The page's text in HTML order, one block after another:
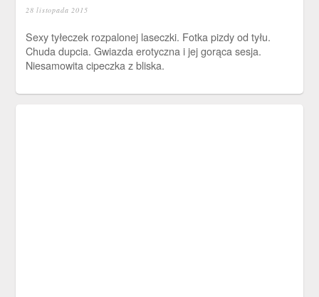
28 listopada 2015
Sexy tyłeczek rozpalonej laseczki. Fotka pizdy od tyłu.
Chuda dupcia. Gwiazda erotyczna i jej gorąca sesja.
Niesamowita cipeczka z bliska.